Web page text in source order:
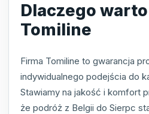
Dlaczego
Tomiline
Firma Tomiline to gwarancja
indywidualnego podejścia do
Stawiamy na jakość i komfort
że podróż z Belgii do Sierpc